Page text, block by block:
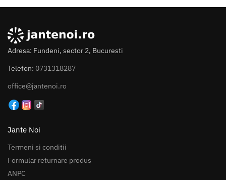
Adresa: Fundeni, sector 2, Bucuresti
Telefon: 0731318287
office@jantenoi.ro
Jante Noi
Termeni si conditii
Formular returnare produs
ANPC